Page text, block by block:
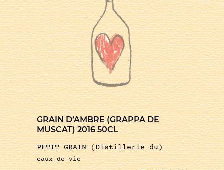
GRAIN D’AMBRE (GRAPPA DE
MUSCAT) 2016 50CL
PETIT GRAIN (Distillerie du)
eaux de vie